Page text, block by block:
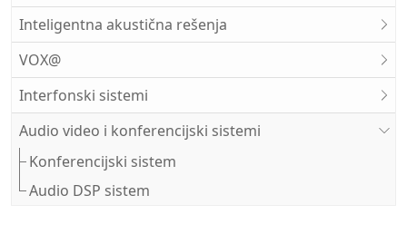
Inteligentna akustična rešenja
VOX@
Interfonski sistemi
Audio video i konferencijski sistemi
Konferencijski sistem
Audio DSP sistem